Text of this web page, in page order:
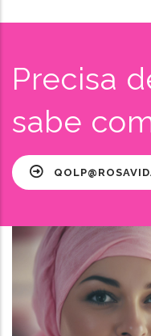
Precisa
sabe